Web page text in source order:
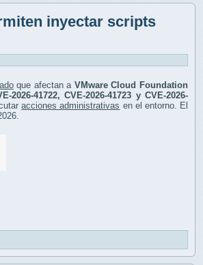
inyectar scripts
que afectan a VMware Cloud Foundation
2026-41722, CVE-2026-41723 y CVE-2026-
acciones administrativas en el entorno. El